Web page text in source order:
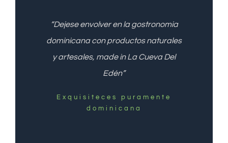
“Dejese envolver en la gostronomia
dominicana con productos naturales
y artesales, made in La Cueva Del
Edén”
Exquisiteces puramente
dominicana